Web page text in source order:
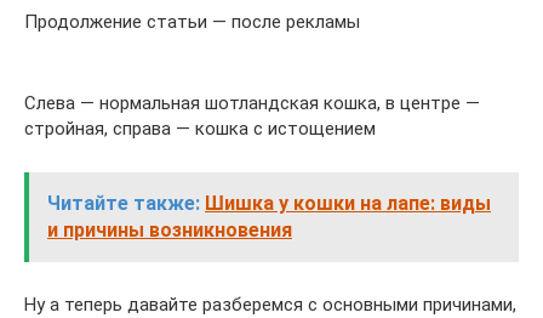
Продолжение статьи — после рекламы
Слева — нормальная шотландская кошка, в центре —
стройная, справа — кошка с истощением
Читайте также: Шишка у кошки на лапе: виды
и причины возникновения
Ну а теперь давайте разберемся с основными причинами,